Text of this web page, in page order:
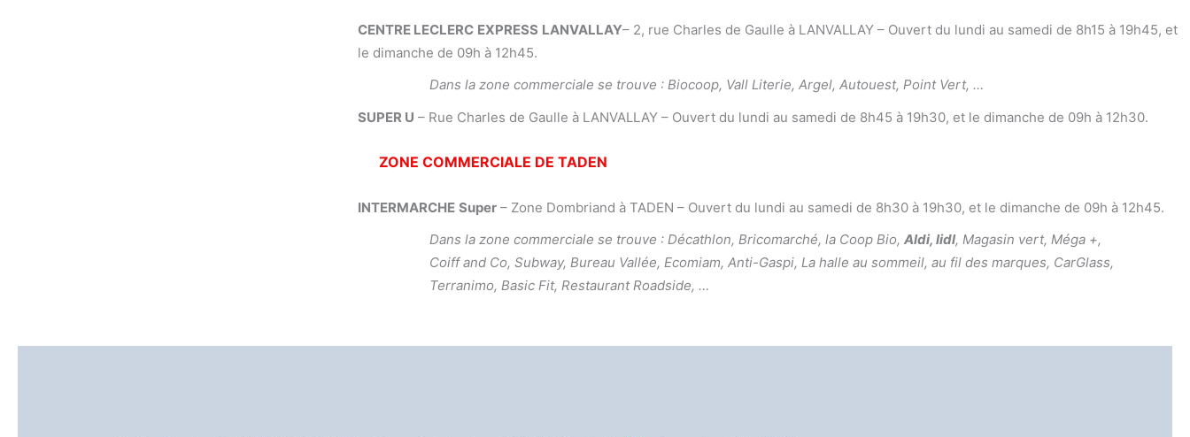
CENTRE LECLERC EXPRESS LANVALLAY– 2, rue Charles de Gaulle à LANVALLAY – Ouvert du lundi au samedi de 8h15 à 19h45, et
le dimanche de 09h à 12h45.
Dans la zone commerciale se trouve : Biocoop, Vall Literie, Argel, Autouest, Point Vert, …
SUPER U – Rue Charles de Gaulle à LANVALLAY – Ouvert du lundi au samedi de 8h45 à 19h30, et le dimanche de 09h à 12h30.
ZONE COMMERCIALE DE TADEN
INTERMARCHE Super – Zone Dombriand à TADEN – Ouvert du lundi au samedi de 8h30 à 19h30, et le dimanche de 09h à 12h45.
Dans la zone commerciale se trouve : Décathlon, Bricomarché, la Coop Bio,Aldi, lidl, Magasin vert, Méga +,
Coiff and Co, Subway, Bureau Vallée, Ecomiam, Anti-Gaspi, La halle au sommeil, au fil des marques, CarGlass,
Terranimo, Basic Fit, Restaurant Roadside, …